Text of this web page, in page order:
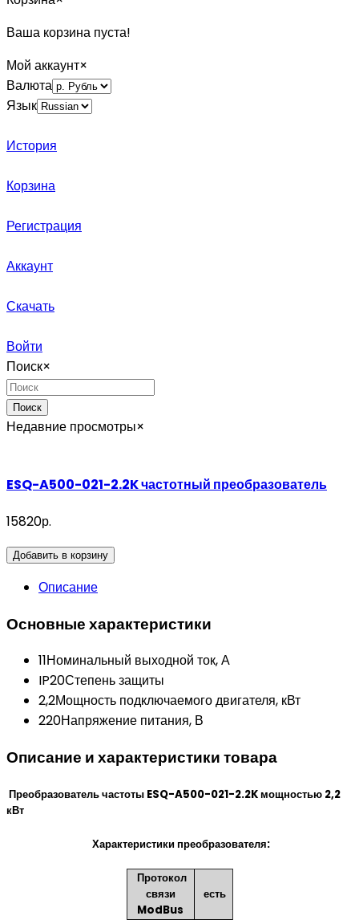
Ваша корзина пуста!
Мой аккаунт×
Валюта
Язык
История
Корзина
Регистрация
Аккаунт
Скачать
Войти
Поиск×
Поиск
Недавние просмотры×
ESQ-A500-021-2.2K частотный преобразователь
15820р.
Добавить в корзину
Описание
Основные характеристики
11Номинальный выходной ток, А
IP20Степень защиты
2,2Мощность подключаемого двигателя, кВт
220Напряжение питания, В
Описание и характеристики товара
Преобразователь частоты ESQ-A500-021-2.2K мощностью 2,2
кВт
Характеристики преобразователя:
Протокол
связи
ModBus
есть